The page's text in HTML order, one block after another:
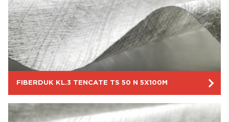
FIBERDUK KL.3 TENCATE TS 50 N 5X100M